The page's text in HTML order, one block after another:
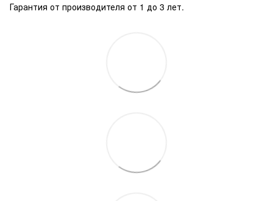
Гарантия от производителя от 1 до 3 лет.